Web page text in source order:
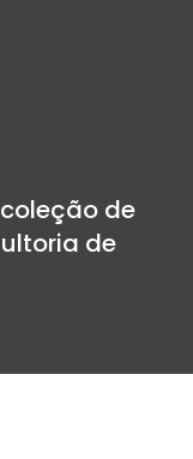
de
de